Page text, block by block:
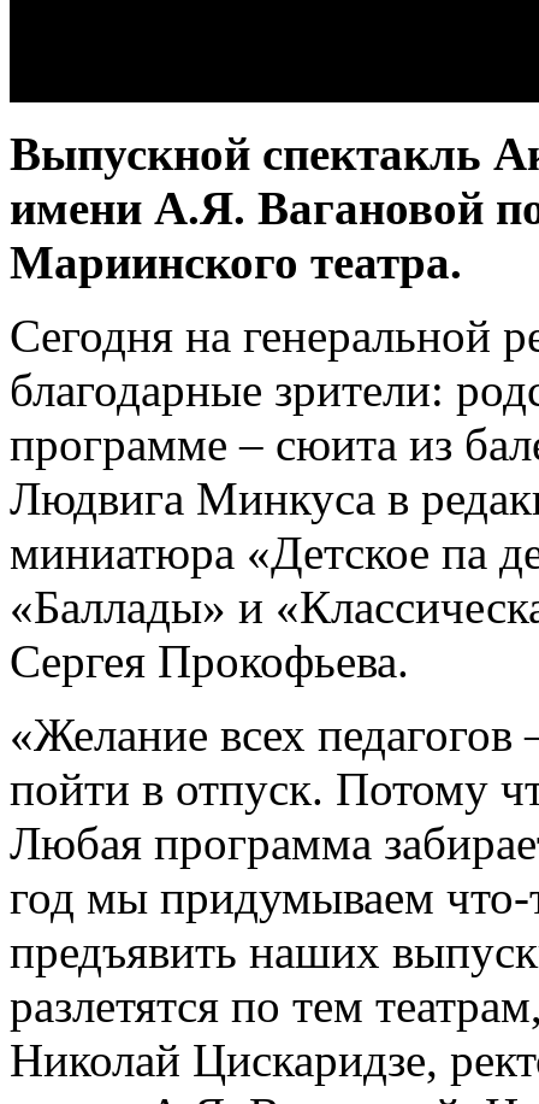
Выпускной спектакль
имени А.Я. Вагановой
Мариинского театра.
Сегодня на генеральной
благодарные зрители:
программе – сюита из
Людвига Минкуса в
миниатюра «Детское па
«Баллады» и
Сергея Прокофьева.
«Желание всех педагогов
пойти в отпуск. Потому
Любая программа
год мы придумываем
предъявить наших
разлетятся по тем
Николай Цискаридзе,